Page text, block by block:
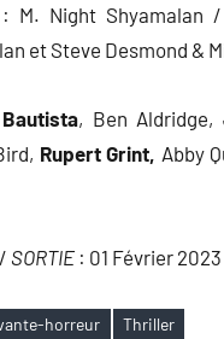
: M. Night Shyamalan /
et Steve Desmond &
, Ben Aldridge,
Rupert Grint, Abby
SORTIE : 01 Février
horreur Thriller